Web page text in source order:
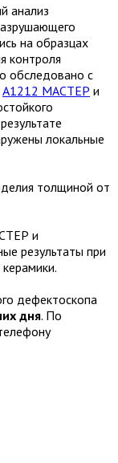
анализ
на образцах
контроля
обследовано с
А1212 МАСТЕР и
локальные
толщиной от
и
результаты при
дефектоскопа
дня. По